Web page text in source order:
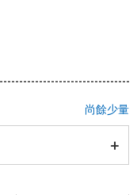
尚餘少量